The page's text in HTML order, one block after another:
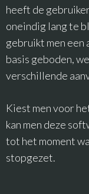
heeft de
oneindig lang te
gebruikt men een
basis geboden,
verschillende
Kiest men voor
kan men deze
tot het moment
stopgezet.